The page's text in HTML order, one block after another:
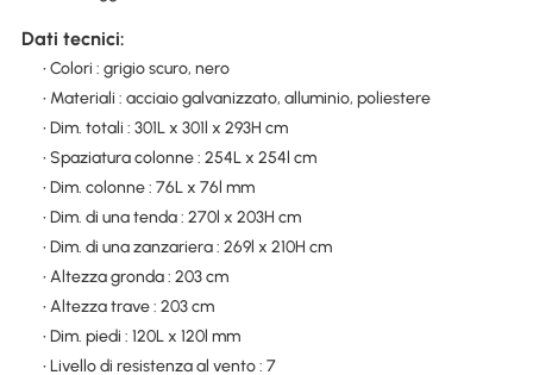
Dati tecnici:
• Colori : grigio scuro, nero
• Materiali : acciaio galvanizzato, alluminio, poliestere
• Dim. totali : 301L x 301l x 293H cm
• Spaziatura colonne : 254L x 254l cm
• Dim. colonne : 76L x 76l mm
• Dim. di una tenda : 270l x 203H cm
• Dim. di una zanzariera : 269l x 210H cm
• Altezza gronda : 203 cm
• Altezza trave : 203 cm
• Dim. piedi : 120L x 120l mm
• Livello di resistenza al vento : 7